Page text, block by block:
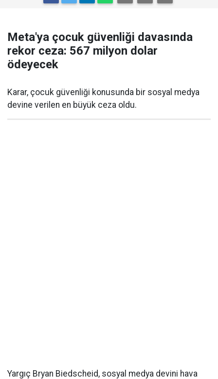
Meta'ya çocuk güvenliği davasında
rekor ceza: 567 milyon dolar
ödeyecek
Karar, çocuk güvenliği konusunda bir sosyal medya
devine verilen en büyük ceza oldu.
Yargıç Bryan Biedscheid, sosyal medya devini hava